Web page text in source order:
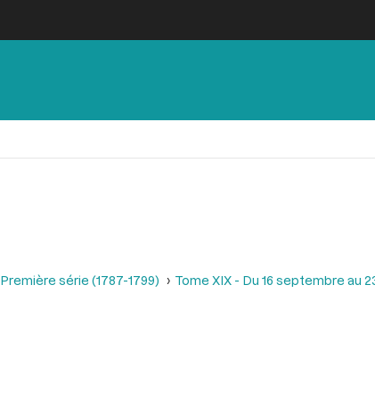
Première série (1787-1799) Tome XIX - Du 16 septembre au